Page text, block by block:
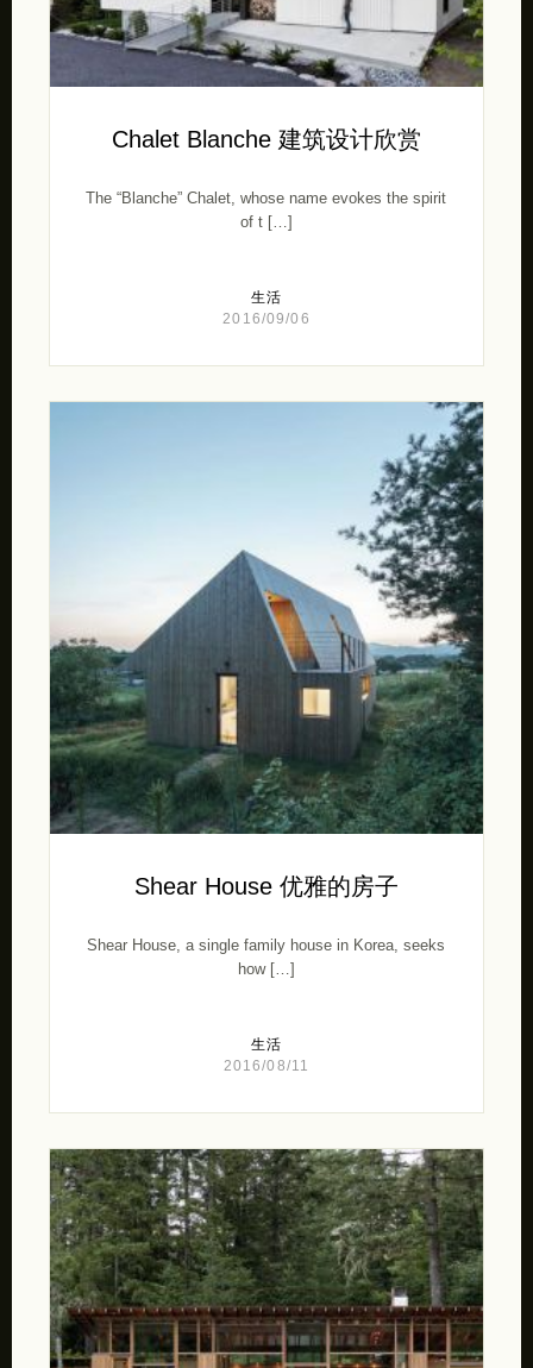
Chalet Blanche 建筑设计欣赏
The “Blanche” Chalet, whose name evokes the spirit
of t […]
生活
2016/09/06
Shear House 优雅的房子
Shear House, a single family house in Korea, seeks
how […]
生活
2016/08/11